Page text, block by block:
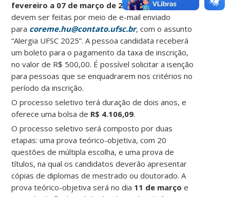
fevereiro a 07 de março de 2025. As inscrições
devem ser feitas por meio de e-mail enviado
para coreme.hu@contato.ufsc.br, com o assunto
“Alergia UFSC 2025”. A pessoa candidata receberá
um boleto para o pagamento da taxa de inscrição,
no valor de R$ 500,00. É possível solicitar a isenção
para pessoas que se enquadrarem nos critérios no
período da inscrição.
O processo seletivo terá duração de dois anos, e
oferece uma bolsa de R$ 4.106,09.
O processo seletivo será composto por duas
etapas: uma prova teórico-objetiva, com 20
questões de múltipla escolha, e uma prova de
títulos, na qual os candidatos deverão apresentar
cópias de diplomas de mestrado ou doutorado. A
prova teórico-objetiva será no dia 11 de março e